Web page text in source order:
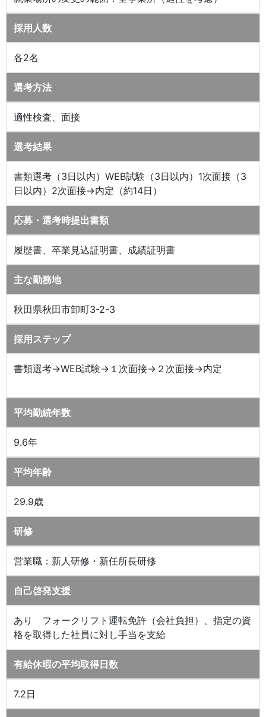
採用人数
各2名
選考方法
適性検査、面接
選考結果
書類選考（3日以内）WEB試験（3日以内）1次面接（3
日以内）2次面接→内定（約14日）
応募・選考時提出書類
履歴書、卒業見込証明書、成績証明書
主な勤務地
秋田県秋田市卸町3-2-3
採用ステップ
書類選考→WEB試験→１次面接→２次面接→内定
平均勤続年数
9.6年
平均年齢
29.9歳
研修
営業職：新人研修・新任所長研修
自己啓発支援
あり フォークリフト運転免許（会社負担）、指定の資
格を取得した社員に対し手当を支給
有給休暇の平均取得日数
7.2日